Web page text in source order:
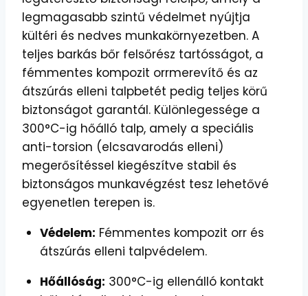
legmagasabb szintű védelmet nyújtja
kültéri és nedves munkakörnyezetben. A
teljes barkás bőr felsőrész tartósságot, a
fémmentes kompozit orrmerevítő és az
átszúrás elleni talpbetét pedig teljes körű
biztonságot garantál. Különlegessége a
300°C-ig hőálló talp, amely a speciális
anti-torsion (elcsavarodás elleni)
megerősítéssel kiegészítve stabil és
biztonságos munkavégzést tesz lehetővé
egyenetlen terepen is.
Védelem: Fémmentes kompozit orr és
átszúrás elleni talpvédelem.
Hőállóság: 300°C-ig ellenálló kontakt